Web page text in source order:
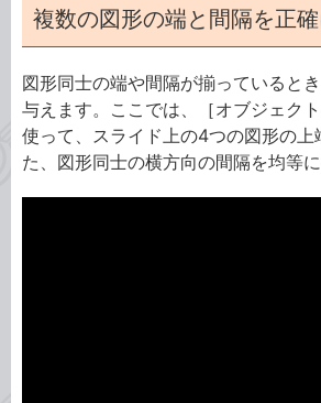
複数の図形の端と間隔を正
図形同士の端や間隔が揃っていると
与えます。ここでは、［オブジェク
使って、スライド上の4つの図形の上
た、図形同士の横方向の間隔を均等に